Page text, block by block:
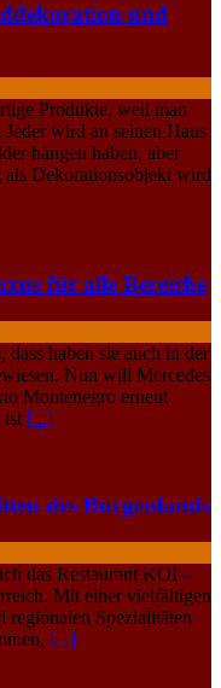
und
Produkte, weil man
wird an seinen Haus
hängen haben, aber
Dekorationsobjekt wird
für alle Bereiche
dass haben sie auch in der
Nun will Mercedes
Montenegro erneut
ist [...]
des Burgenlands
das Restaurant KOI –
Mit einer vielfältigen
regionalen Spezialitäten
[...]